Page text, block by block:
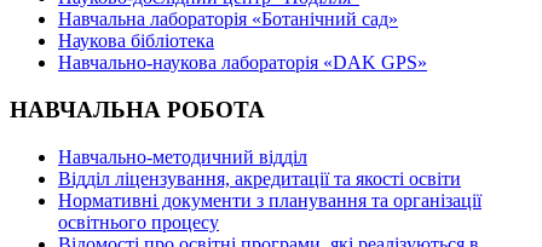
Навчальна лабораторія «Ботанічний сад»
Наукова бібліотека
Навчально-наукова лабораторія «DAK GPS»
НАВЧАЛЬНА РОБОТА
Навчально-методичний відділ
Відділ ліцензування, акредитації та якості освіти
Нормативні документи з планування та організації
освітнього процесу